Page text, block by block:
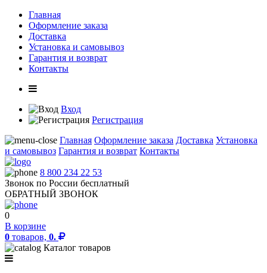
Главная
Оформление заказа
Доставка
Установка и самовывоз
Гарантия и возврат
Контакты
Вход
Регистрация
Главная Оформление заказа Доставка Установка
и самовывоз Гарантия и возврат Контакты
8 800 234 22 53
Звонок по России бесплатный
ОБРАТНЫЙ ЗВОНОК
0
В корзине
0 товаров, 0.
Каталог товаров